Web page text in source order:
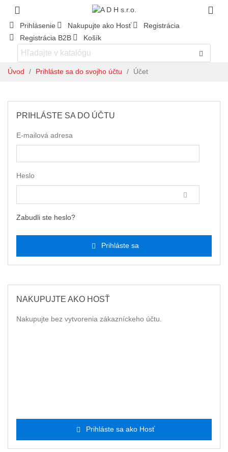
Prihlásenie Nakupujte ako Hosť
Registrácia
Registrácia B2B
Košík
Úvod / Prihláste sa do svojho účtu / Účet
PRIHLÁSTE SA DO ÚČTU
E-mailová adresa
Heslo
Zabudli ste heslo?
Prihláste sa
NAKUPUJTE AKO HOSŤ
Nakupujte bez vytvorenia zákazníckeho účtu.
Prihláste sa ako Hosť